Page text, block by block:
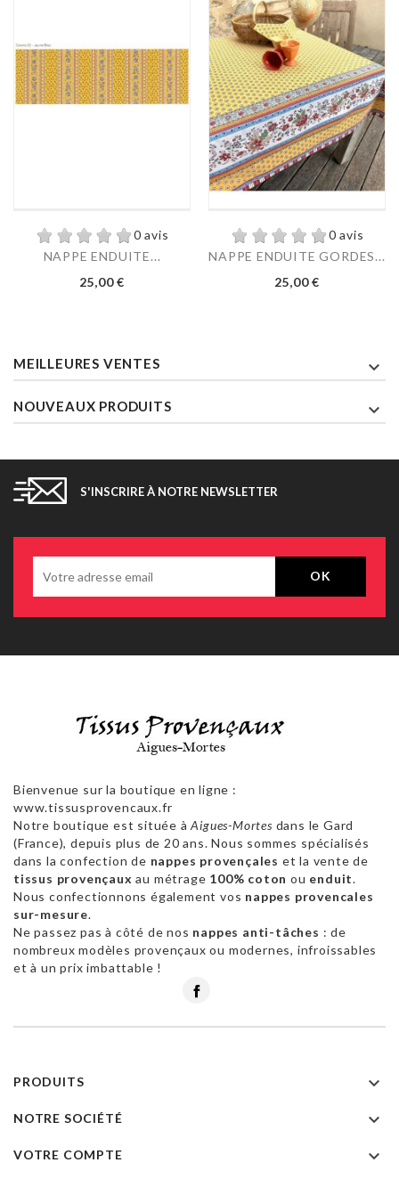
0 avis
NAPPE ENDUITE...
Prix
25,00 €
0 avis
NAPPE ENDUITE GORDES...
Prix
25,00 €
MEILLEURES VENTES 
NOUVEAUX PRODUITS 
S'INSCRIRE À NOTRE NEWSLETTER
Bienvenue sur la boutique en ligne :
www.tissusprovencaux.fr
Notre boutique est située àAigues-Mortes dans le Gard
(France), depuis plus de 20 ans. Nous sommes spécialisés
dans la confection de nappes provençales et la vente de
tissus provençaux au métrage 100% coton ou enduit.
Nous confectionnons également vos nappes provencales
sur-mesure.
Ne passez pas à côté de nos nappes anti-tâches : de
nombreux modèles provençaux ou modernes, infroissables
et à un prix imbattable !
PRODUITS 
NOTRE SOCIÉTÉ 
VOTRE COMPTE
